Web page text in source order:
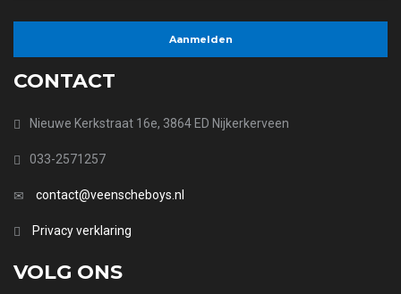
CONTACT
Nieuwe Kerkstraat 16e, 3864 ED Nijkerkerveen
033-2571257
contact@veenscheboys.nl
Privacy verklaring
VOLG ONS